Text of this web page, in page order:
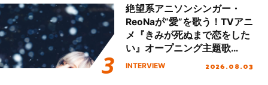
絶望系アニソンシンガー・
ReoNaが“愛”を歌う！TVアニ
メ『きみが死ぬまで恋をした
い』オープニング主題歌
「Amore」インタビュー
INTERVIEW 2026.08.03